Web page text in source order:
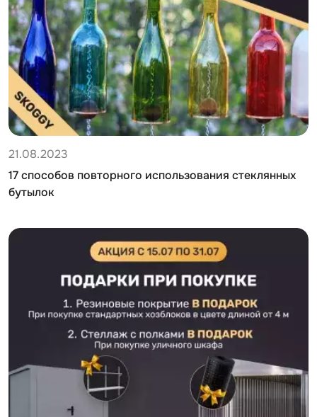
21.08.2023
17 способов повторного использования стеклянных
бутылок